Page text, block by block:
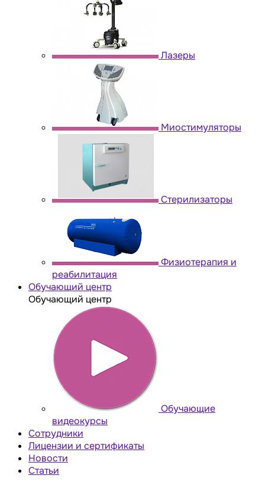
Лазеры
Миостимуляторы
Стерилизаторы
Физиотерапия и
реабилитация
Обучающий центр
Обучающий центр
Обучающие
видеокурсы
Сотрудники
Лицензии и сертификаты
Новости
Статьи